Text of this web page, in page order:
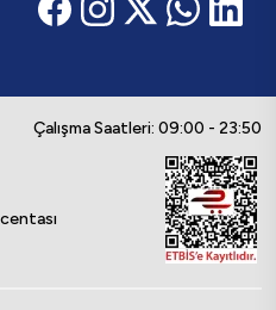
Çalışma Saatleri: 09:00 - 23:50